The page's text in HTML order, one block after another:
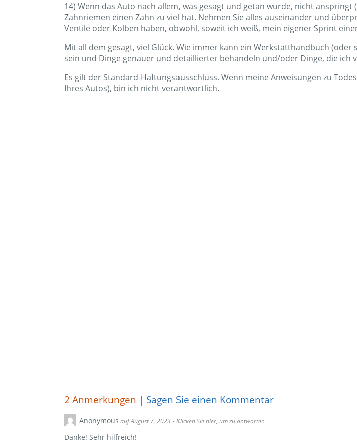
14) Wenn das Auto nach allem, was gesagt und getan wurde, nicht
Zahnriemen einen Zahn zu viel hat. Nehmen Sie alles auseinander und
Ventile oder Kolben haben, obwohl, soweit ich weiß, mein eigener Sprint
Mit all dem gesagt, viel Glück. Wie immer kann ein Werkstatthandbuch
sein und Dinge genauer und detaillierter behandeln und/oder Dinge, die ich
Es gilt der Standard-Haftungsausschluss. Wenn meine Anweisungen zu
Ihres Autos), bin ich nicht verantwortlich.
2 Anmerkungen | Sagen Sie einen Kommentar
Anonymous auf August 7, 2023 - Klicken Sie hier, um zu antworten
Danke! Sehr hilfreich!